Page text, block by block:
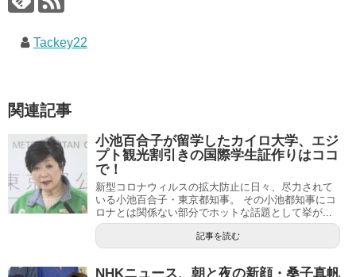
Tackey22
関連記事
小池百合子が留学したカイロ大学、エジ
プト観光割引きの国際学生証作りはココ
で！
新型コロナウィルスの拡大防止に日々、尽力されて
いる小池百合子・東京都知事。 その小池都知事にコ
ロナとは関係ない部分でホットな話題として挙が...
記事を読む
NHKニュース、朝と夜の新顔・桑子真帆